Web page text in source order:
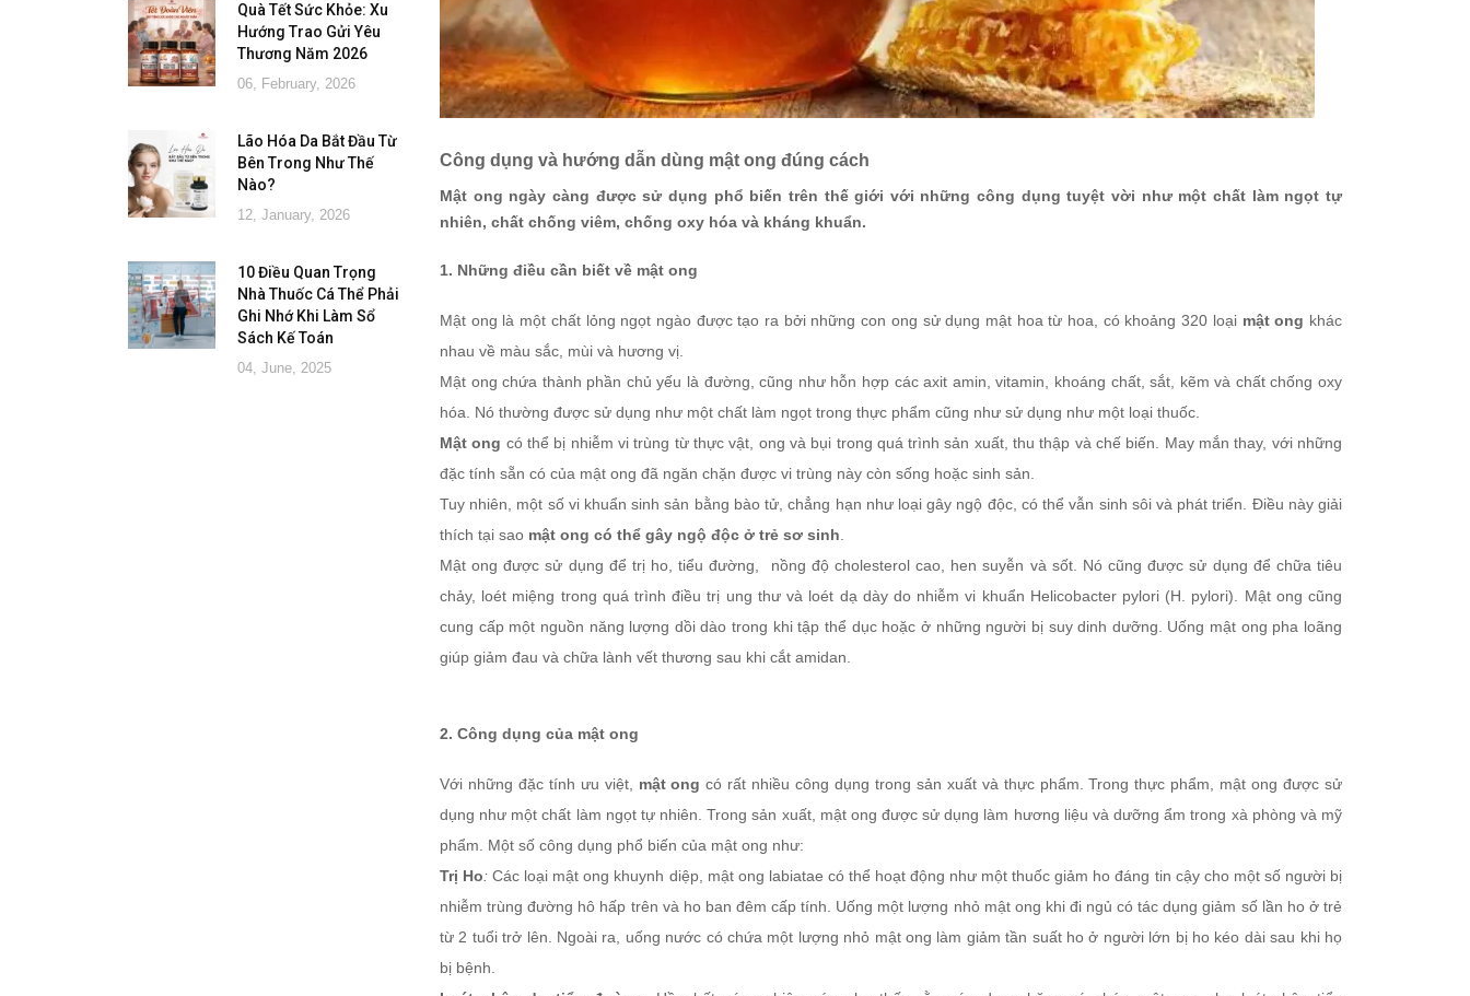
Công dụng và hướng dẫn dùng mật ong đúng cách
Mật ong ngày càng được sử dụng phổ biến trên thế giới với những công dụng tuyệt vời như một chất làm ngọt tự
nhiên, chất chống viêm, chống oxy hóa và kháng khuẩn.
1. Những điều cần biết về mật ong
Mật ong là một chất lỏng ngọt ngào được tạo ra bởi những con ong sử dụng mật hoa từ hoa, có khoảng 320 loại mật ong khác
nhau về màu sắc, mùi và hương vị.
Mật ong chứa thành phần chủ yếu là đường, cũng như hỗn hợp các axit amin, vitamin, khoáng chất, sắt, kẽm và chất chống oxy
hóa. Nó thường được sử dụng như một chất làm ngọt trong thực phẩm cũng như sử dụng như một loại thuốc.
Mật ong có thể bị nhiễm vi trùng từ thực vật, ong và bụi trong quá trình sản xuất, thu thập và chế biến. May mắn thay, với những
đặc tính sẵn có của mật ong đã ngăn chặn được vi trùng này còn sống hoặc sinh sản.
Tuy nhiên, một số vi khuẩn sinh sản bằng bào tử, chẳng hạn như loại gây ngộ độc, có thể vẫn sinh sôi và phát triển. Điều này giải
thích tại sao mật ong có thể gây ngộ độc ở trẻ sơ sinh
Mật ong được sử dụng để trị ho, tiểu đường, nồng độ cholesterol cao, hen suyễn và sốt. Nó cũng được sử dụng để chữa tiêu
chảy, loét miệng trong quá trình điều trị ung thư và loét dạ dày do nhiễm vi khuẩn Helicobacter pylori (H. pylori). Mật ong cũng
cung cấp một nguồn năng lượng dồi dào trong khi tập thể dục hoặc ở những người bị suy dinh dưỡng. Uống mật ong pha loãng
giúp giảm đau và chữa lành vết thương sau khi cắt amidan.
2. Công dụng của mật ong
Với những đặc tính ưu việt, mật ong có rất nhiều công dụng trong sản xuất và thực phẩm. Trong thực phẩm, mật ong được sử
dụng như một chất làm ngọt tự nhiên. Trong sản xuất, mật ong được sử dụng làm hương liệu và dưỡng ẩm trong xà phòng và mỹ
phẩm. Một số công dụng phổ biến của mật ong như:
Trị Ho: Các loại mật ong khuynh diệp, mật ong labiatae có thể hoạt động như một thuốc giảm ho đáng tin cậy cho một số người bị
nhiễm trùng đường hô hấp trên và ho ban đêm cấp tính. Uống một lượng nhỏ mật ong khi đi ngủ có tác dụng giảm số lần ho ở trẻ
từ 2 tuổi trở lên. Ngoài ra, uống nước có chứa một lượng nhỏ mật ong làm giảm tần suất ho ở người lớn bị ho kéo dài sau khi họ
bị bệnh.
Quà Tết Sức Khỏe: Xu
Hướng Trao Gửi Yêu
Thương Năm 2026
06, February, 2026
Lão Hóa Da Bắt Đầu Từ
Bên Trong Như Thế
Nào?
12, January, 2026
10 Điều Quan Trọng
Nhà Thuốc Cá Thể Phải
Ghi Nhớ Khi Làm Sổ
Sách Kế Toán
04, June, 2025